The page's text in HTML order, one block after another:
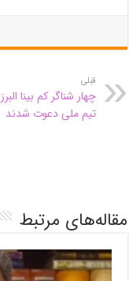
قبلی
چهار شناگر کم بینا
تیم ملی دعوت شدند
مقاله‌های مرتبط